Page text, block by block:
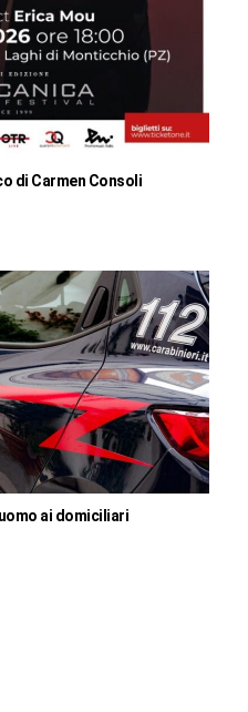
di Carmen Consoli
ai domiciliari